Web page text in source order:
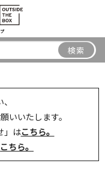
検索
ンド
探す
検索
いいたします。
」はこちら。
こちら。